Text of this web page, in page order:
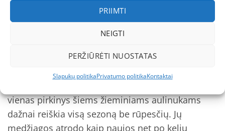
PRIIMTI
NEIGTI
PERŽIŪRĖTI NUOSTATAS
Slapukų politikaPrivatumo politikaKontaktai
Patvarios sintetinių medžiagų viršus
Kokybė ir patikimumas
REIMA batai vaikams – tai ne tik žinomų vardas,
vienas pirkinys šiems žieminiams aulinukams
dažnai reiškia visą sezoną be rūpesčių. Jų
medžiagos atrodo kaip naujos net po kelių